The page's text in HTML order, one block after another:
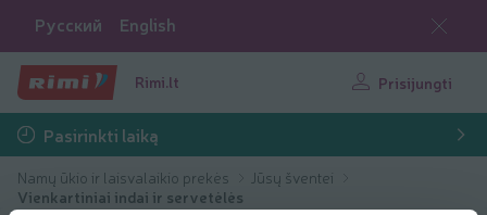
Русский English
Rimi.lt Prisijungti
Pasirinkti laiką
Namų ūkio ir laisvalaikio prekės
Jūsų šventei
Vienkartiniai indai ir servetėlės